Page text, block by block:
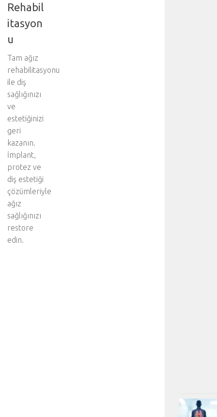
Rehabil
itasyon
u
Tam ağız
rehabilitasyonu
ile diş
sağlığınızı
ve
estetiğinizi
geri
kazanın.
İmplant,
protez ve
diş estetiği
çözümleriyle
ağız
sağlığınızı
restore
edin.